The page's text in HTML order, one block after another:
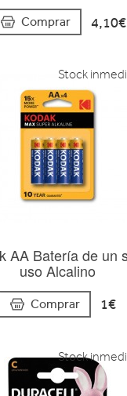
Comprar 4,10€
AA Batería de un
uso Alcalino
Comprar 1€
Stock
Stock